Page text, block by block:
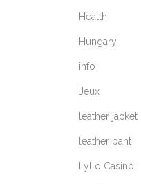
Health
Hungary
info
Jeux
leather jacket
leather pant
Lyllo Casino